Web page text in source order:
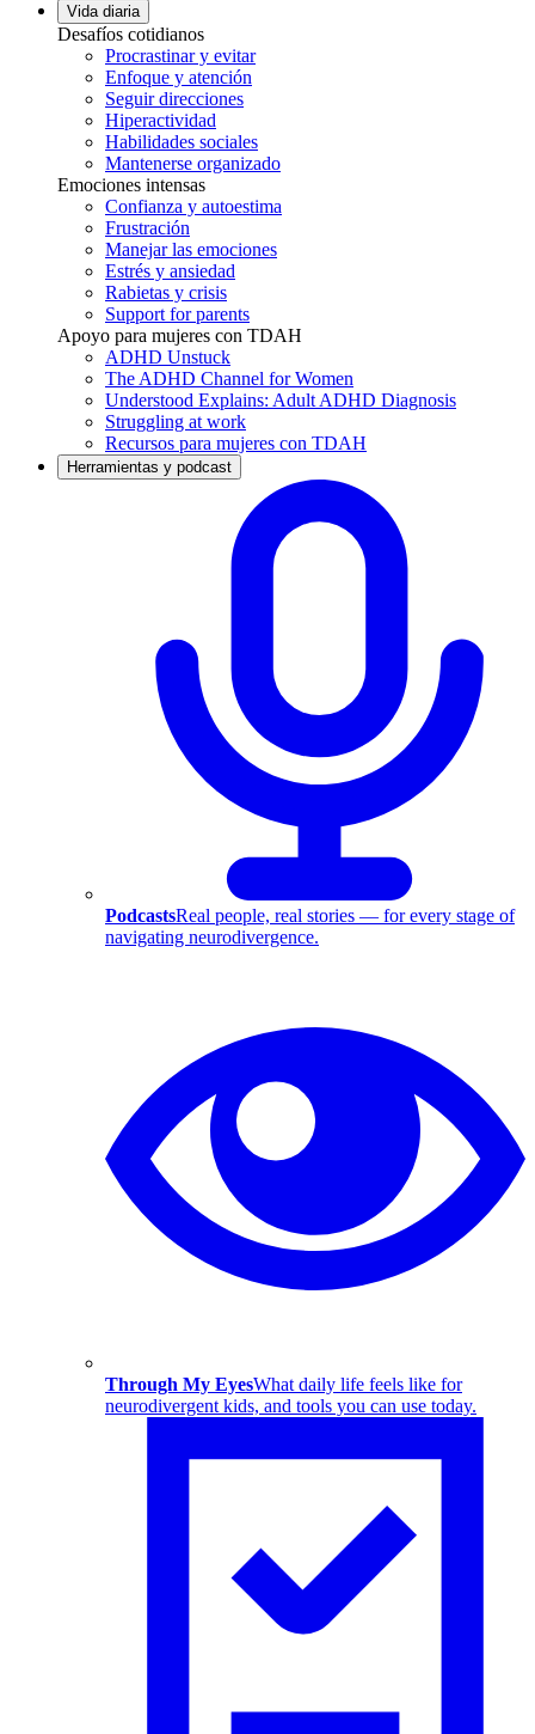
Vida diaria
Desafíos cotidianos
Procrastinar y evitar
Enfoque y atención
Seguir direcciones
Hiperactividad
Habilidades sociales
Mantenerse organizado
Emociones intensas
Confianza y autoestima
Frustración
Manejar las emociones
Estrés y ansiedad
Rabietas y crisis
Support for parents
Apoyo para mujeres con TDAH
ADHD Unstuck
The ADHD Channel for Women
Understood Explains: Adult ADHD Diagnosis
Struggling at work
Recursos para mujeres con TDAH
Herramientas y podcast
PodcastsReal people, real stories — for every stage of
navigating neurodivergence.
Through My EyesWhat daily life feels like for
neurodivergent kids, and tools you can use today.